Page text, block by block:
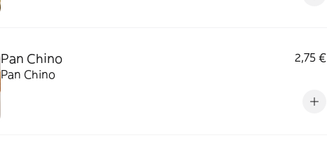
Pan Chino
2,75 €
Pan Chino